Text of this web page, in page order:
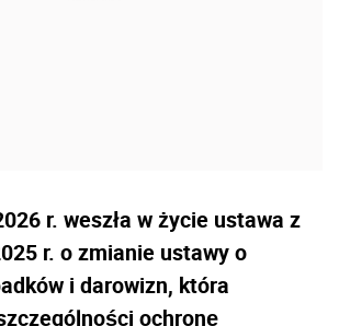
r. weszła w życie ustawa z
r. o zmianie ustawy o
i darowizn, która
ochronę